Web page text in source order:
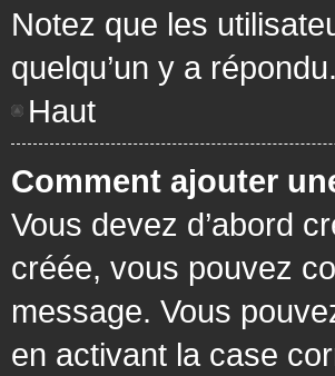
Notez que les
quelqu’un y a répondu.
Haut
Comment ajouter
Vous devez d’abord
créée, vous pouvez
message. Vous
en activant la case